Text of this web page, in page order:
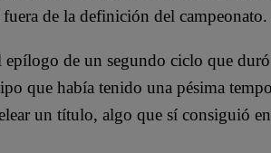
de la definición del campeonato.
epílogo de un segundo ciclo que
que había tenido una pésima
un título, algo que sí consiguió